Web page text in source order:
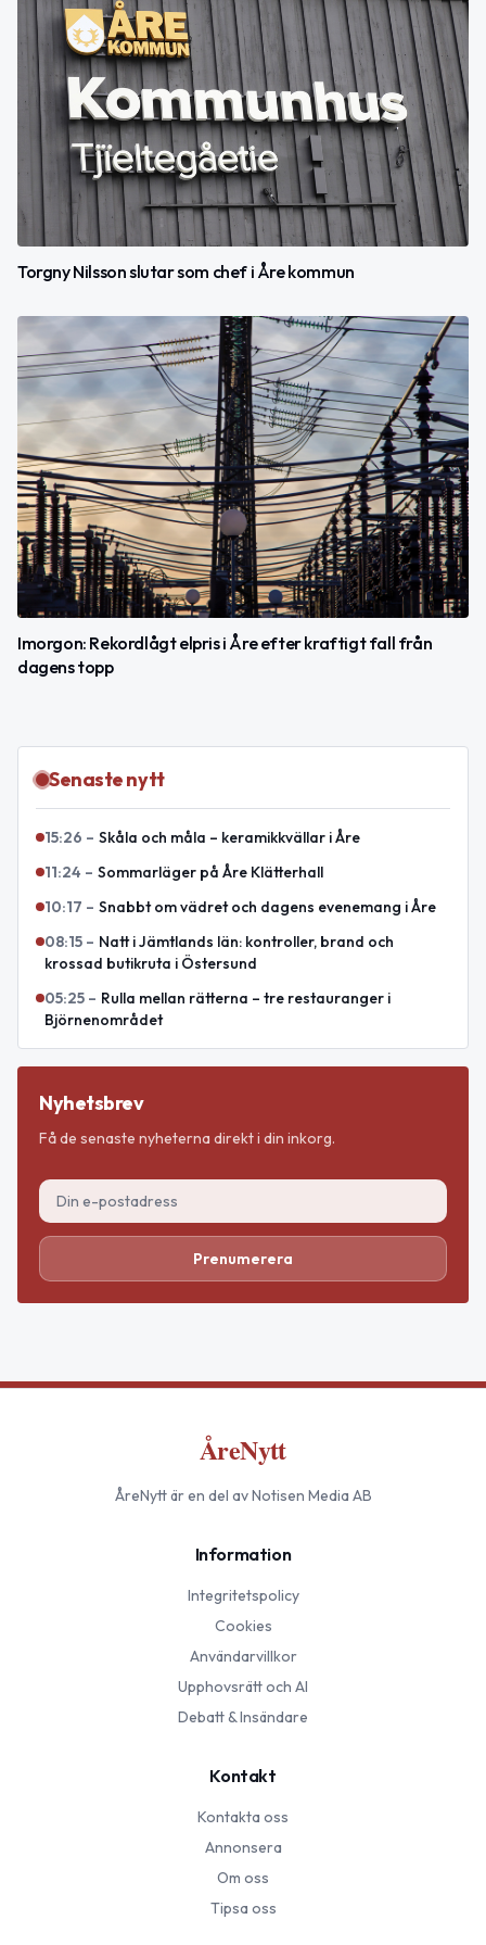
Torgny Nilsson slutar som chef i Åre kommun
Imorgon: Rekordlågt elpris i Åre efter kraftigt fall från
dagens topp
Senaste nytt
15:26 – Skåla och måla – keramikkvällar i Åre
11:24 – Sommarläger på Åre Klätterhall
10:17 – Snabbt om vädret och dagens evenemang i Åre
08:15 – Natt i Jämtlands län: kontroller, brand och
krossad butikruta i Östersund
05:25 – Rulla mellan rätterna – tre restauranger i
Björnenområdet
Nyhetsbrev
Få de senaste nyheterna direkt i din inkorg.
Prenumerera
ÅreNytt
ÅreNyttär en del av Notisen Media AB
Information
Integritetspolicy
Cookies
Användarvillkor
Upphovsrätt och AI
Debatt & Insändare
Kontakt
Kontakta oss
Annonsera
Om oss
Tipsa oss